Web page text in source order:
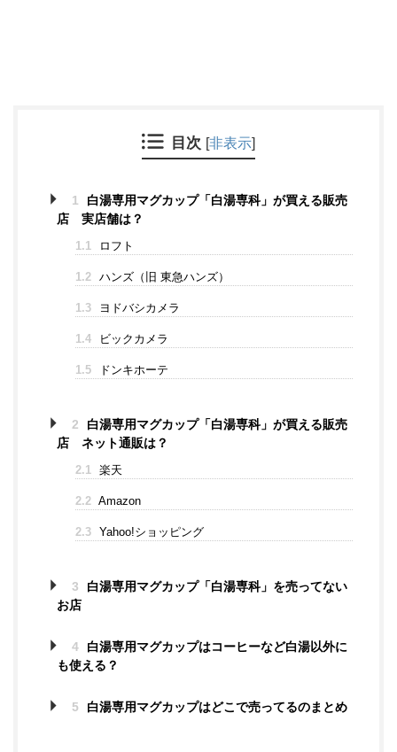
目次 [非表示]
1
白湯専用マグカップ「白湯専科」が買える販売
店 実店舗は？
1.1 ロフト
1.2 ハンズ（旧 東急ハンズ）
1.3 ヨドバシカメラ
1.4 ビックカメラ
1.5 ドンキホーテ
2
白湯専用マグカップ「白湯専科」が買える販売
店 ネット通販は？
2.1 楽天
2.2 Amazon
2.3 Yahoo!ショッピング
3
白湯専用マグカップ「白湯専科」を売ってない
お店
4
白湯専用マグカップはコーヒーなど白湯以外に
も使える？
5 白湯専用マグカップはどこで売ってるのまとめ